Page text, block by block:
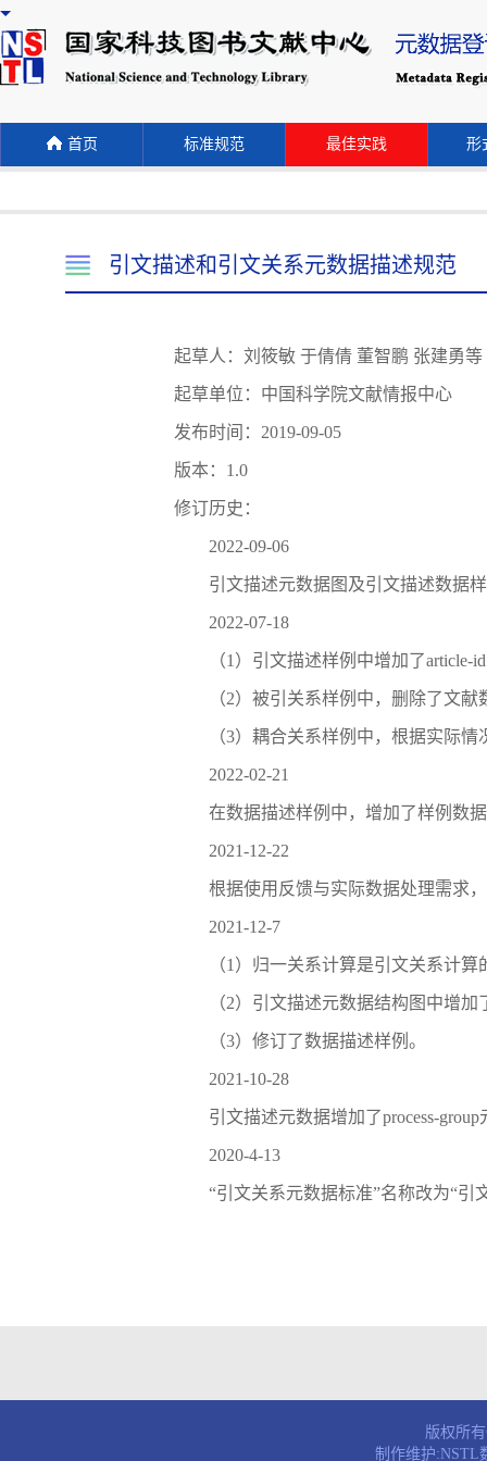
首页 标准规范 最佳实践 形
引文描述和引文关系元数据描述规范
起草人：刘筱敏 于倩倩 董智鹏 张建勇等
起草单位：中国科学院文献情报中心
发布时间：2019-09-05
版本：1.0
修订历史：
2022-09-06
引文描述元数据图及引文描述数据
2022-07-18
（1）引文描述样例中增加了article-
（2）被引关系样例中，删除了文
（3）耦合关系样例中，根据实际
2022-02-21
在数据描述样例中，增加了样例数
2021-12-22
根据使用反馈与实际数据处理需求
2021-12-7
（1）归一关系计算是引文关系计
（2）引文描述元数据结构图中增加
（3）修订了数据描述样例。
2021-10-28
引文描述元数据增加了process-group
2020-4-13
“引文关系元数据标准”名称改为“引
版权所
制作维护:NSTL